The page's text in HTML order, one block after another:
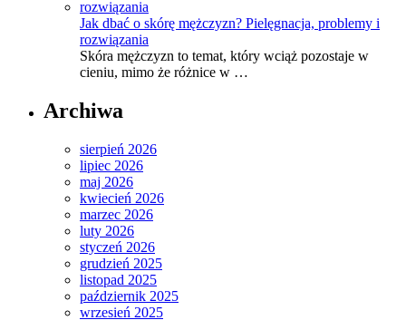
Jak dbać o skórę mężczyzn? Pielęgnacja, problemy i
rozwiązania
Skóra mężczyzn to temat, który wciąż pozostaje w
cieniu, mimo że różnice w …
Archiwa
sierpień 2026
lipiec 2026
maj 2026
kwiecień 2026
marzec 2026
luty 2026
styczeń 2026
grudzień 2025
listopad 2025
październik 2025
wrzesień 2025